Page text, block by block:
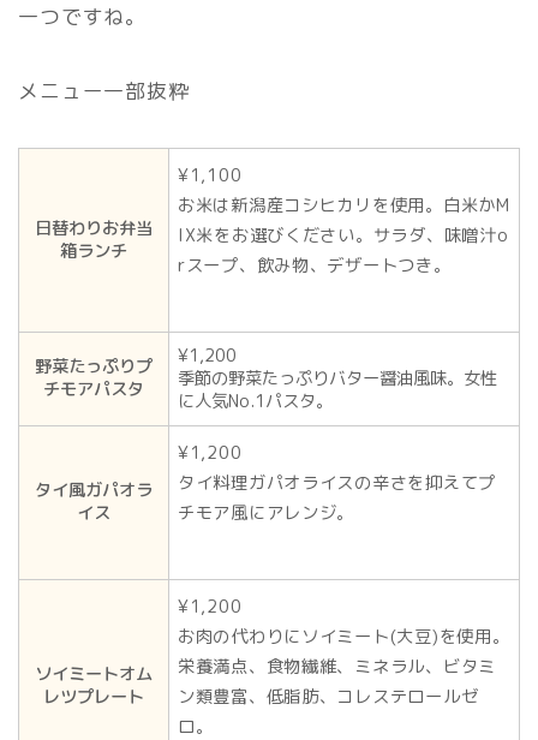
一つですね。
メニュー一部抜粋
日替わりお弁当
箱ランチ
¥1,100
お米は新潟産コシヒカリを使用。白米かM
IX米をお選びください。サラダ、味噌汁o
rスープ、飲み物、デザートつき。
野菜たっぷりプ
チモアパスタ
¥1,200
季節の野菜たっぷりバター醤油風味。女性
に人気No.1パスタ。
タイ風ガパオラ
イス
¥1,200
タイ料理ガパオライスの辛さを抑えてプ
チモア風にアレンジ。
ソイミートオム
レツプレート
¥1,200
お肉の代わりにソイミート(大豆)を使用。
栄養満点、食物繊維、ミネラル、ビタミ
ン類豊富、低脂肪、コレステロールゼ
ロ。